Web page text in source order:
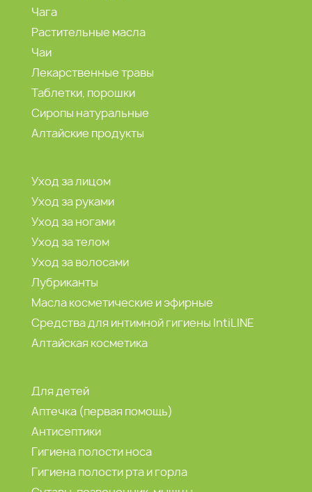
Чага
Растительные масла
Чаи
Лекарственные травы
Таблетки, порошки
Сиропы натуральные
Алтайские продукты
Уход за лицом
Уход за руками
Уход за ногами
Уход за телом
Уход за волосами
Лубриканты
Масла косметические и эфирные
Средства для интимной гигиены IntiLINE
Алтайская косметика
Для детей
Аптечка (первая помощь)
Антисептики
Гигиена полости носа
Гигиена полости рта и горла